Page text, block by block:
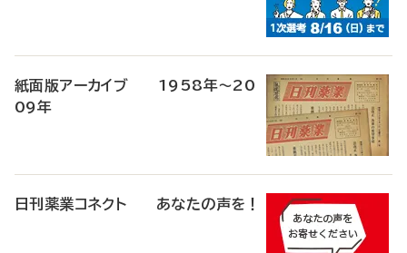
紙面版アーカイブ 1958年～20
09年
日刊薬業コネクト あなたの声を！